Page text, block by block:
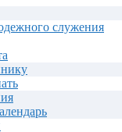
служения